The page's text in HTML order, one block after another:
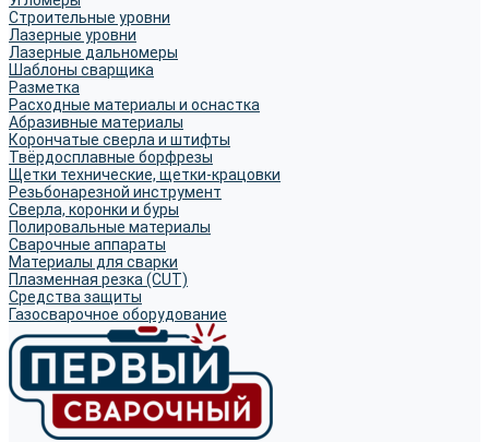
Строительные уровни
Лазерные уровни
Лазерные дальномеры
Шаблоны сварщика
Разметка
Расходные материалы и оснастка
Абразивные материалы
Корончатые сверла и штифты
Твёрдосплавные борфрезы
Щетки технические, щетки-крацовки
Резьбонарезной инструмент
Сверла, коронки и буры
Полировальные материалы
Сварочные аппараты
Материалы для сварки
Плазменная резка (CUT)
Средства защиты
Газосварочное оборудование